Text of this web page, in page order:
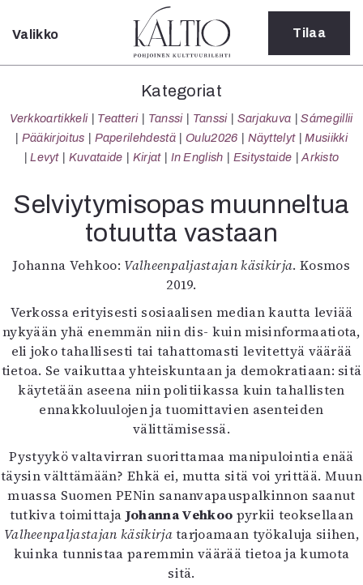
Sulje
Kategoriat
Verkkoartikkeli
Teatteri
Tanssi
Sámegillii
Pääkirjoitus
Oulu2026
Näyttelyt
Musiikki
Levyt
Kuvataide
Kirjat
In English
Esitystaide
Arkisto
Lehdet
4/2026
2–3/2026
1/2026
6/2025
5/2025 saame
Valikko Tilaa
Kategoriat
Verkkoartikkeli Teatteri Tanssi Tanssi Sarjakuva
Sámegillii
Pääkirjoitus
Paperilehdestä Oulu2026 Näyttelyt
Musiikki
Levyt
Kuvataide Kirjat In English Esitystaide Arkisto
Selviytymisopas muunneltua
totuutta vastaan
Johanna Vehkoo: Valheenpaljastajan käsikirja. Kosmos
2019.
Verkossa erityisesti sosiaalisen median kautta leviää
nykyään yhä enemmän niin dis- kuin misinformaatiota,
eli joko tahallisesti tai tahattomasti levitettyä väärää
tietoa. Se vaikuttaa yhteiskuntaan ja demokratiaan: sitä
käytetään aseena niin politiikassa kuin tahallisten
ennakkoluulojen ja tuomittavien asenteiden
välittämisessä.
Pystyykö valtavirran suorittamaa manipulointia enää
täysin välttämään? Ehkä ei, mutta sitä voi yrittää. Muun
muassa Suomen PENin sananvapauspalkinnon saanut
tutkiva toimittaja Johanna Vehkoo pyrkii teoksellaan
Valheenpaljastajan käsikirjatarjoamaan työkaluja siihen,
kuinka tunnistaa paremmin väärää tietoa ja kumota
sitä.